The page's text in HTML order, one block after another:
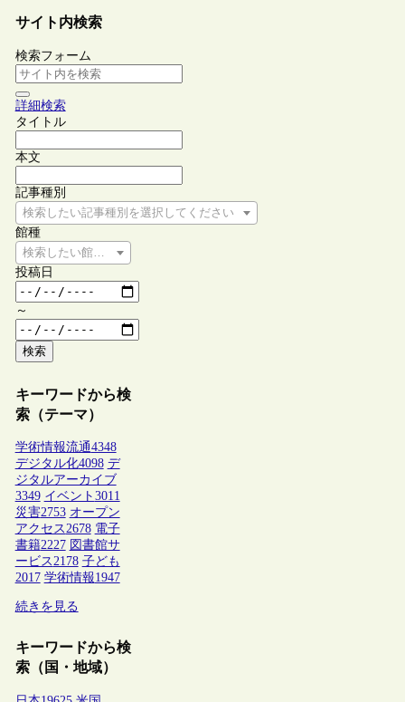
サイト内検索
検索フォーム
詳細検索
タイトル
本文
記事種別
検索したい記事種別を選択してください
館種
検索したい館種を選択してください
投稿日
～
検索
キーワードから検
索（テーマ）
学術情報流通4348
デジタル化4098 デ
ジタルアーカイブ
3349 イベント 3011
災害2753 オープン
アクセス2678 電子
書籍2227 図書館サ
ービス2178 子ども
2017 学術情報1947
続きを見る
キーワードから検
索（国・地域）